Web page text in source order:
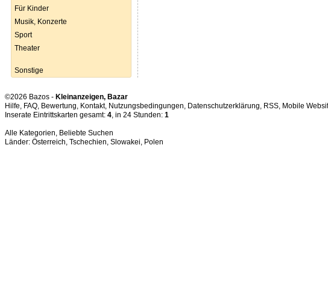
Für Kinder
Musik, Konzerte
Sport
Theater
Sonstige
©2026 Bazos - Kleinanzeigen, Bazar
Hilfe, FAQ, Bewertung, Kontakt, Nutzungsbedingungen, Datenschutzerklärung, RSS,
Inserate Eintrittskarten gesamt: 4, in 24 Stunden: 1
Alle Kategorien, Beliebte Suchen
Länder: Österreich, Tschechien, Slowakei, Polen